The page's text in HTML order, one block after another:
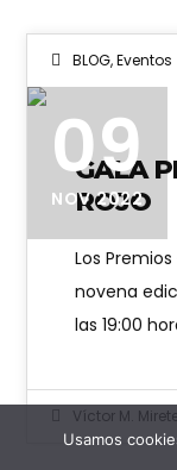
BLOG,Eventos
09
NOV 2022
GALA
ROJO
Los
novena
las 19:00
Víctor M.
Usamos